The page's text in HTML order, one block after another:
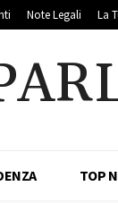
Note Legali La
TOP